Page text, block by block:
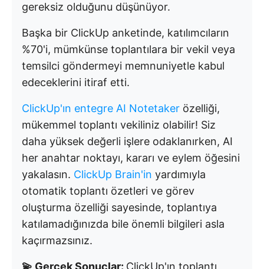
gereksiz olduğunu düşünüyor.
Başka bir ClickUp anketinde, katılımcıların
%70'i, mümkünse toplantılara bir vekil veya
temsilci göndermeyi memnuniyetle kabul
edeceklerini itiraf etti.
ClickUp'ın entegre AI Notetaker özelliği,
mükemmel toplantı vekiliniz olabilir! Siz
daha yüksek değerli işlere odaklanırken, AI
her anahtar noktayı, kararı ve eylem öğesini
yakalasın. ClickUp Brain'in yardımıyla
otomatik toplantı özetleri ve görev
oluşturma özelliği sayesinde, toplantıya
katılamadığınızda bile önemli bilgileri asla
kaçırmazsınız.
💫 Gerçek Sonuçlar: ClickUp'ın toplantı